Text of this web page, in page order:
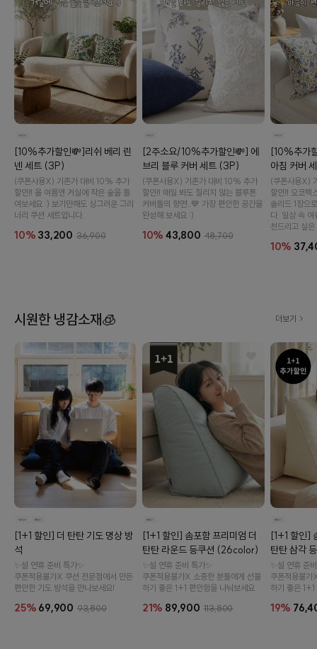
바솜
[10%추가할인💸]리쉬 베리 린
넨 세트 (3P)
(쿠폰사용X) 기존가 대비 10% 추가
할인‼️ 올 여름엔 거실에 작은 숲을 들
여보세요 :) 보기만해도 싱그러운 그리
너리 쿠션 세트입니다.
10% 33,200 36,900
[2주소요/10%추가할인💸] 에
브리 블루 커버 세트 (3P)
(쿠폰사용X) 기존가 대비 10% 추가
할인‼️ 매일 봐도 질리지 않는 블루톤
커버들의 향연..💙 가장 편안한 공간을
완성해 보세요 :)
10%43,800 48,700
[10%추가
아침 커버
(쿠폰사용X)
할인‼️ 오코텍
솔리드 1장으
다. 일상 속 여
천드리고 싶
10%
시원한 냉감소재🧊 더보기
[1+1 할인] 더 탄탄 기도 명상 방
석
✨설 연휴 준비 특가✨
쿠폰적용불가X 쿠션 전문점에서 만든
편안한 기도 방석을 만나보세요!
25% 69,900 93,800
[1+1 할인] 솜포함 프리미엄 더
탄탄 라운드 등쿠션 (26color)
✨설 연휴 준비 특가✨
쿠폰적용불가X 소중한 분들에게 선물
하기 좋은 1+1 편안함을 나눠보세요.
21% 89,900 113,800
[1+1 할인]
탄탄 삼각
✨설 연휴 준
쿠폰적용불가
하기 좋은
19%